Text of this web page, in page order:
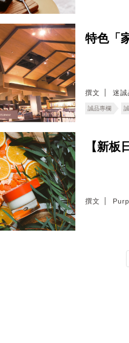
特色「
撰文 迷誠
誠品專欄
【新板
撰文